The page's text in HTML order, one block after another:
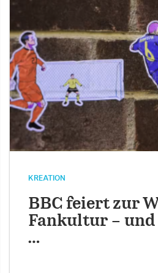
KREATION
BBC feiert zur
Fankultur – und
…